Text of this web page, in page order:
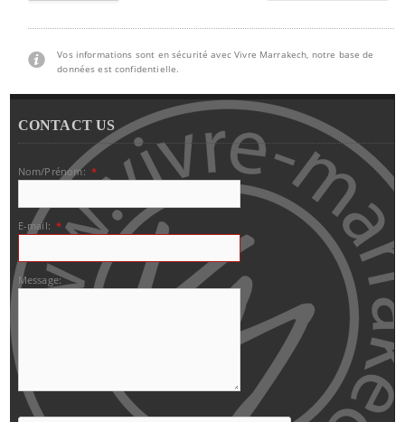
Vos informations sont en sécurité avec Vivre Marrakech, notre base de
données est confidentielle.
CONTACT US
Nom/Prénom: *
E-mail: *
Message: